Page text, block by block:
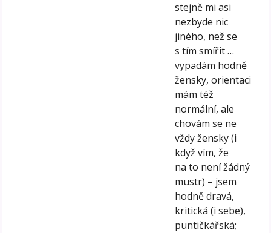
stejně mi asi
nezbyde nic
jiného, než se
s tím smířit …
vypadám hodně
žensky, orientaci
mám též
normální, ale
chovám se ne
vždy žensky (i
když vím, že
na to není žádný
mustr) – jsem
hodně dravá,
kritická (i sebe),
puntičkářská;